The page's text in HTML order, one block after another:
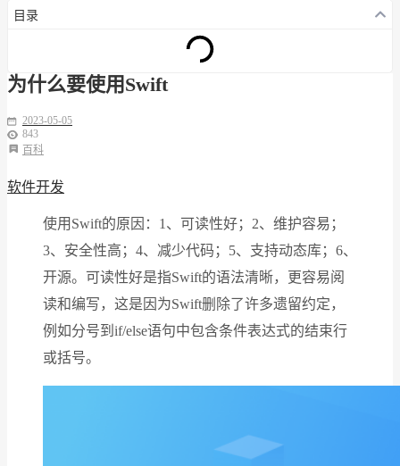
目录
为什么要使用Swift
2023-05-05
843
百科
软件开发
使用Swift的原因：1、可读性好；2、维护容易；
3、安全性高；4、减少代码；5、支持动态库；6、
开源。可读性好是指Swift的语法清晰，更容易阅
读和编写，这是因为Swift删除了许多遗留约定，
例如分号到if/else语句中包含条件表达式的结束行
或括号。